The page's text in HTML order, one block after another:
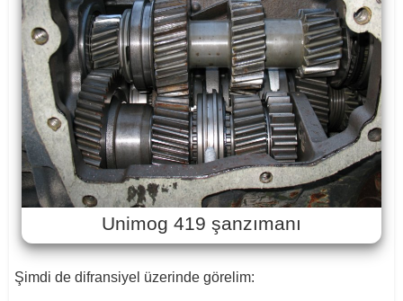
Unimog 419 şanzımanı
Şimdi de difransiyel üzerinde görelim: